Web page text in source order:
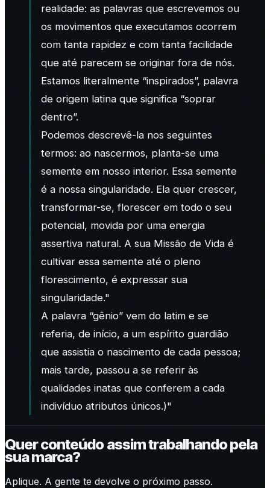
realidade: as palavras que escrevemos ou
os movimentos que executamos ocorrem
com tanta rapidez e com tanta facilidade
que até parecem se originar fora de nós.
Estamos literalmente “inspirados”, palavra
de origem latina que significa “soprar
dentro”.
Podemos descrevê-la nos seguintes
termos: ao nascermos, planta-se uma
semente em nosso interior. Essa semente
é a nossa singularidade. Ela quer crescer,
transformar-se, florescer em todo o seu
potencial, movida por uma energia
assertiva natural. A sua Missão de Vida é
cultivar essa semente até o pleno
florescimento, é expressar sua
singularidade."
A palavra “gênio” vem do latim e se
referia, de início, a um espírito guardião
que assistia o nascimento de cada pessoa;
mais tarde, passou a se referir às
qualidades inatas que conferem a cada
indivíduo atributos únicos.)"
Quer conteúdo assim trabalhando pela
sua marca?
Aplique. A gente te devolve o próximo passo.